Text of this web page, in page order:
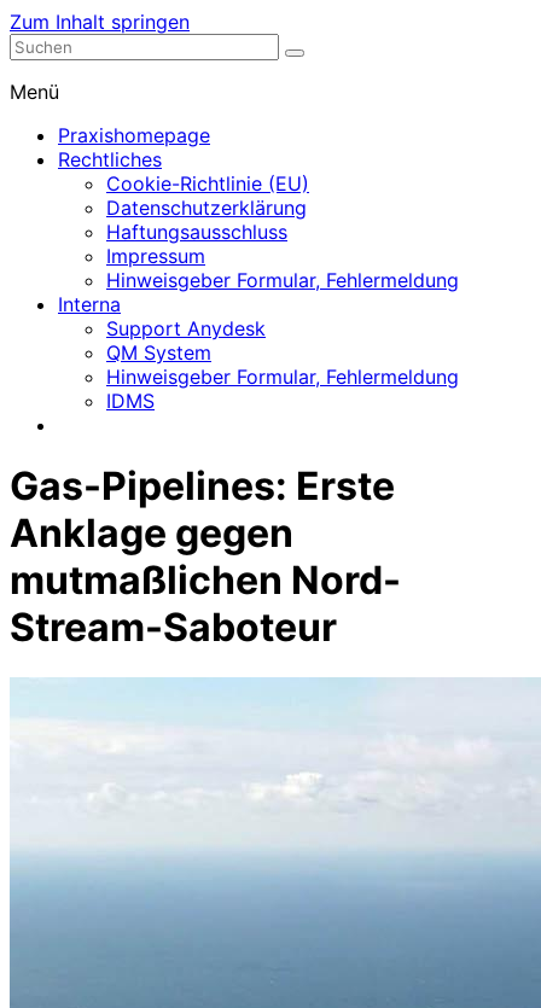
Zum Inhalt springen
Nephrologische Praxis mit Dialyse
Menü
Praxishomepage
Rechtliches
Cookie-Richtlinie (EU)
Datenschutzerklärung
Haftungsausschluss
Impressum
Hinweisgeber Formular, Fehlermeldung
Interna
Support Anydesk
QM System
Hinweisgeber Formular, Fehlermeldung
IDMS
Gas-Pipelines: Erste
Anklage gegen
mutmaßlichen Nord-
Stream-Saboteur